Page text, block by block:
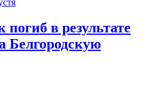
в результате
Белгородскую